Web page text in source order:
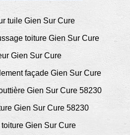
tuile Gien Sur Cure
toiture Gien Sur Cure
Gien Sur Cure
façade Gien Sur Cure
Gien Sur Cure 58230
Gien Sur Cure 58230
Gien Sur Cure